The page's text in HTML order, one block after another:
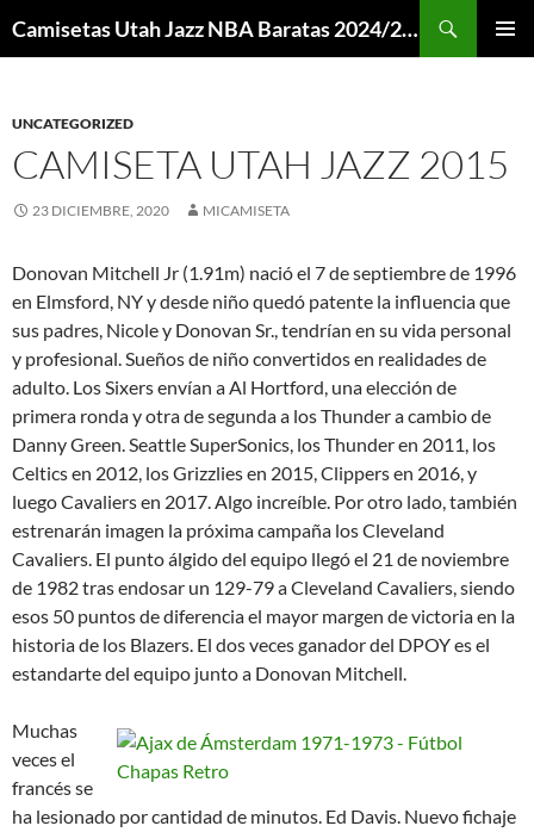
Camisetas Utah Jazz NBA Baratas 2024/2025 – Mi Camiseta NBA
UNCATEGORIZED
CAMISETA UTAH JAZZ 2015
23 DICIEMBRE, 2020 MICAMISETA
Donovan Mitchell Jr (1.91m) nació el 7 de septiembre de 1996
en Elmsford, NY y desde niño quedó patente la influencia que
sus padres, Nicole y Donovan Sr., tendrían en su vida personal
y profesional. Sueños de niño convertidos en realidades de
adulto. Los Sixers envían a Al Hortford, una elección de
primera ronda y otra de segunda a los Thunder a cambio de
Danny Green. Seattle SuperSonics, los Thunder en 2011, los
Celtics en 2012, los Grizzlies en 2015, Clippers en 2016, y
luego Cavaliers en 2017. Algo increíble. Por otro lado, también
estrenarán imagen la próxima campaña los Cleveland
Cavaliers. El punto álgido del equipo llegó el 21 de noviembre
de 1982 tras endosar un 129-79 a Cleveland Cavaliers, siendo
esos 50 puntos de diferencia el mayor margen de victoria en la
historia de los Blazers. El dos veces ganador del DPOY es el
estandarte del equipo junto a Donovan Mitchell.
Muchas
veces el
francés se
ha lesionado por cantidad de minutos. Ed Davis. Nuevo fichaje